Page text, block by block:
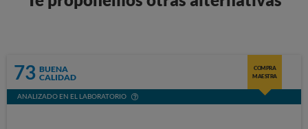
73 BUENA
CALIDAD
COMPRA
MAESTRA
ANALIZADO EN EL LABORATORIO